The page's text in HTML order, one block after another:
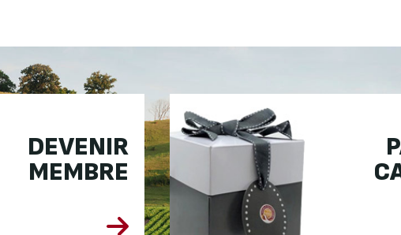
DEVENIR
MEMBRE